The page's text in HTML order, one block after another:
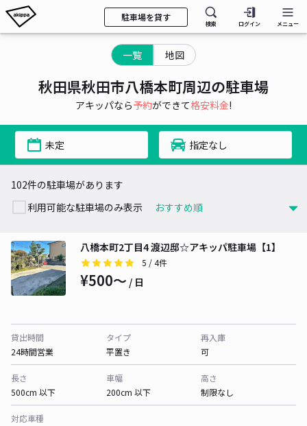
駐車場を貸す
検索 ログイン メニュー
一覧 地図
秋田県秋田市八橋本町周辺の駐車場
アキッパなら予約ができて格安料金!
未定 指定なし
102件の駐車場があります
利用可能な駐車場のみ表示
八橋本町2丁目4 渡辺邸☆アキッパ駐車場【1】
5 / 4件
¥500〜 / 日
貸出時間
24時間営業
タイプ
平置き
再入庫
可
長さ
500cm 以下
車幅
200cm 以下
高さ
制限なし
対応車種